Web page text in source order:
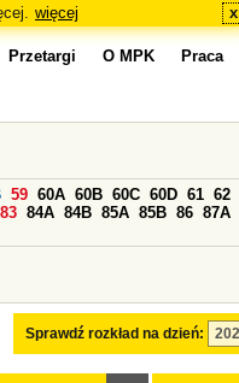
więcej x
Przetargi O MPK Praca
Sprawdź rozkład na dzień:
59 60A 60B 60C 60D 61 62
83 84A 84B 85A 85B 86 87A